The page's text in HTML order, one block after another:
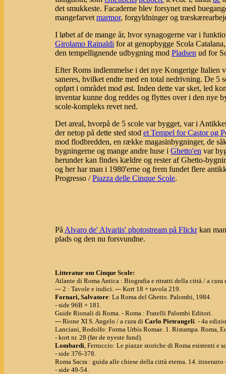
det smukkeste. Facaderne blev forsynet med
mangefarvet marmor, forgyldninger og
I løbet af de mange år, hvor synagogerne var i
Girolamo Rainaldi for at genopbygge Scola
den tempellignende udbygning mod Pladsen ud for
Efter Roms indlemmelse i det nye Kongerige Italien
saneres, hvilket endte med en total nedrivning. De 5
opført i området mod øst. Inden dette var sket, led
inventar kunne dog reddes og flyttes over i den nye
scole-kompleks revet ned.
Det areal, hvorpå de 5 scole var bygget, var i
der netop på dette sted stod et Tempel for Castor og
mod flodbredden, en række magasinbygninger, de
bygningerne og mange andre huse i Ghetto'en var
herunder kan findes kældre og rester af Ghetto-
og her har man i 1980'erne og frem fundet flere
Progresso /Piazza delle Cinque Scole.
På Alvaro de' Alvariis' photostream på Flickrkan
plads og den nu forsvundne.
Litteratur om Cinque Scole:
Atlante di Roma Antica : Biografia e ritratti della città / a
--- 2 : Tavole e indici. --- Kort 18 + tavola 219.
Fornari, Salvatore: La Roma del Ghetto. Palombi, 1984.
- side 96B + 181.
Guide Rionali di Roma. - Roma : Fratelli Palombi Editori.
--- Rione XI S. Angelo / a cura di Carlo Pietrangeli. - 4a
Lanciani, Rodolfo: Forma Urbis Romae. 1. Ristampa. Roma,
- kort nr. 28 (før de nyeste fund).
Lombardi, Ferruccio: Le piazze storiche di Roma esistenti e
- side 376-378.
Roma Sacra : guida alle chiese della città eterna. 14.
- side 49-54.